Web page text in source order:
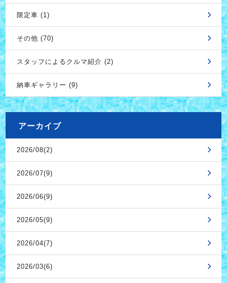
限定車 (1)
その他 (70)
スタッフによるクルマ紹介 (2)
納車ギャラリー (9)
アーカイブ
2026/08(2)
2026/07(9)
2026/06(9)
2026/05(9)
2026/04(7)
2026/03(6)